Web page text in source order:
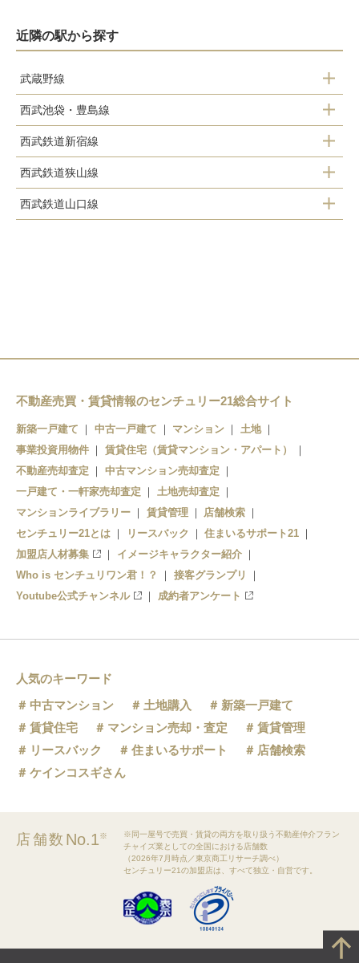
近隣の駅から探す
武蔵野線
東所沢駅
西武池袋・豊島線
所沢駅
西所沢駅
小手指駅
西武鉄道新宿線
所沢駅
航空公園駅
西武鉄道狭山線
西所沢駅
西武鉄道山口線
不動産売買・賃貸情報のセンチュリー21総合サイト
新築一戸建て 中古一戸建て マンション
土地
事業投資用物件
賃貸住宅（賃貸マンション・アパート）
不動産売却査定
中古マンション売却査定
一戸建て・一軒家売却査定
土地売却査定
マンションライブラリー
賃貸管理
店舗検索
センチュリー21とは
リースバック
住まいるサポート21
加盟店人材募集
イメージキャラクター紹介
Who is センチュリワン君！？
接客グランプリ
Youtube公式チャンネル
成約者アンケート
人気のキーワード
中古マンション
土地購入
新築一戸建て
賃貸住宅
マンション売却・査定
賃貸管理
リースバック
住まいるサポート
店舗検索
ケインコスギさん
店舗数 No.1※
※同一屋号で売買・賃貸の両方を取り扱う不動産仲介フラン
チャイズ業としての全国における店舗数
（2026年7月時点／東京商工リサーチ調べ）
センチュリー21の加盟店は、すべて独立・自営です。